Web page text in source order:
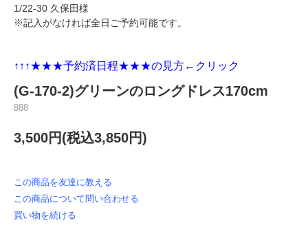
1/22-30 久保田様
※記入がなければ全日ご予約可能です。
↑↑↑★★★予約済日程★★★の見方←クリック
(G-170-2)グリーンのロングドレス170cm
888
3,500円(税込3,850円)
この商品を友達に教える
この商品について問い合わせる
買い物を続ける